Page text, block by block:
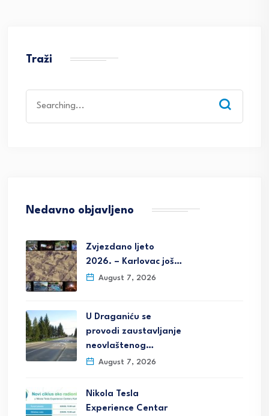
Traži
for:
Nedavno objavljeno
Zvjezdano ljeto
2026. – Karlovac još…
August 7, 2026
U Draganiću se
provodi zaustavljanje
neovlaštenog…
August 7, 2026
Nikola Tesla
Experience Centar